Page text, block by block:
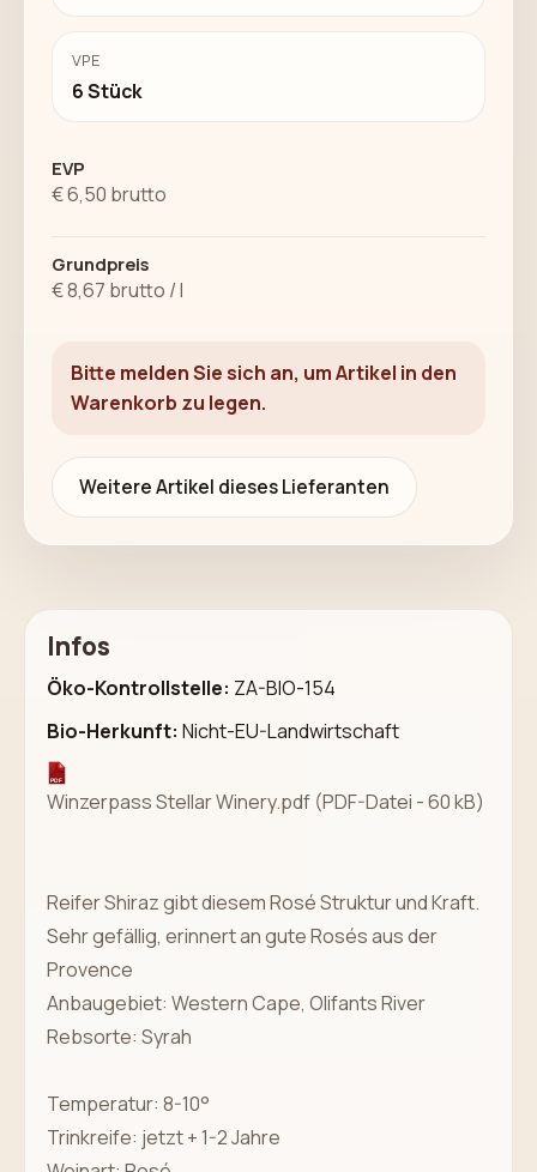
VPE
6 Stück
EVP
€ 6,50 brutto
Grundpreis
€ 8,67 brutto / l
Bitte melden Sie sich an, um Artikel in den
Warenkorb zu legen.
Weitere Artikel dieses Lieferanten
Infos
Öko-Kontrollstelle: ZA-BIO-154
Bio-Herkunft: Nicht-EU-Landwirtschaft
Winzerpass Stellar Winery.pdf (PDF-Datei - 60 kB)
Reifer Shiraz gibt diesem Rosé Struktur und Kraft.
Sehr gefällig, erinnert an gute Rosés aus der
Provence
Anbaugebiet: Western Cape, Olifants River
Rebsorte: Syrah
Temperatur: 8-10°
Trinkreife: jetzt + 1-2 Jahre